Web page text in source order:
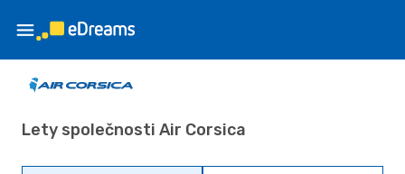
Lety společnosti Air Corsica